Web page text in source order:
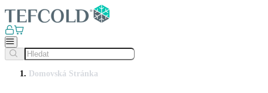
Domovská Stránka